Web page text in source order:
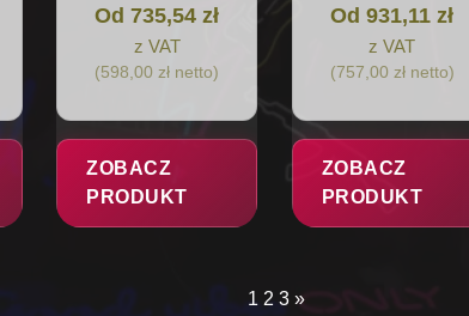
Od 735,54 zł
z VAT
(598,00 zł netto)
ZOBACZ
PRODUKT
Od 931,11 zł
z VAT
(757,00 zł netto)
ZOBACZ
PRODUKT
1 2 3 »